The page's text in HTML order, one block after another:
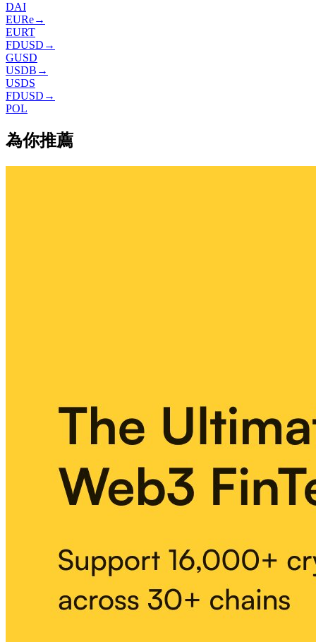
DAI
EURe→
EURT
FDUSD →
GUSD
USDB →
USDS
FDUSD →
POL
為你推薦